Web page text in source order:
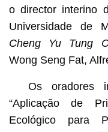
o director interino
Universidade de
Cheng Yu Tung
Wong Seng Fat,
Os oradores
“Aplicação de
Ecológico para